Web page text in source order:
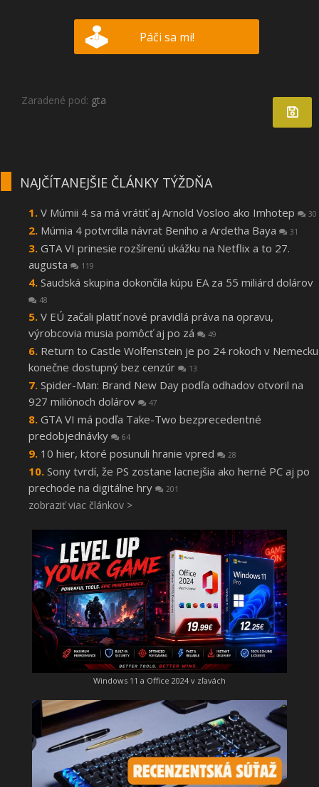
Páči sa mi!
Zaradené pod: gta
NAJČÍTANEJŠIE ČLÁNKY TÝŽDŇA
V Múmii 4 sa má vrátiť aj Arnold Vosloo ako Imhotep 30
Múmia 4 potvrdila návrat Beniho a Ardetha Baya 31
GTA VI prinesie rozšírenú ukážku na Netflix a to 27.
augusta
119
Saudská skupina dokončila kúpu EA za 55 miliárd dolárov
48
V EÚ začali platiť nové pravidlá práva na opravu,
výrobcovia musia pomôcť aj po zá
49
Return to Castle Wolfenstein je po 24 rokoch v Nemecku
konečne dostupný bez cenzúr
13
Spider-Man: Brand New Day podľa odhadov otvoril na
927 miliónoch dolárov
47
GTA VI má podľa Take-Two bezprecedentné
predobjednávky
64
10 hier, ktoré posunuli hranie vpred 28
Sony tvrdí, že PS zostane lacnejšia ako herné PC aj po
prechode na digitálne hry
201
zobraziť viac článkov >
Windows 11 a Office 2024 v zľavách